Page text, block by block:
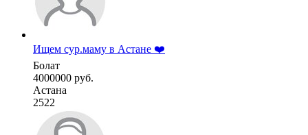
Ищем сур.маму в Астане ❤️
Болат
4000000 руб.
Астана
2522